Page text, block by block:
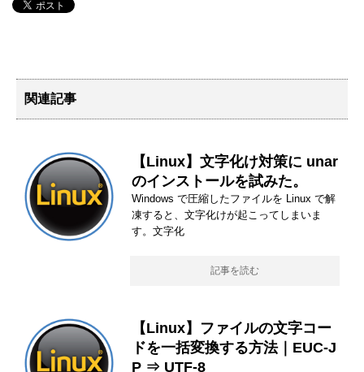
関連記事
【Linux】文字化け対策に unar
のインストールを試みた。
Windows で圧縮したファイルを Linux で解
凍すると、文字化けが起こってしまいま
す。文字化
記事を読む
【Linux】ファイルの文字コー
ドを一括変換する方法｜EUC-J
P ⇒ UTF-8